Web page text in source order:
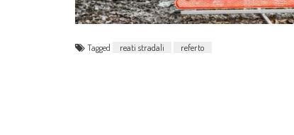
Tagged reati stradali referto